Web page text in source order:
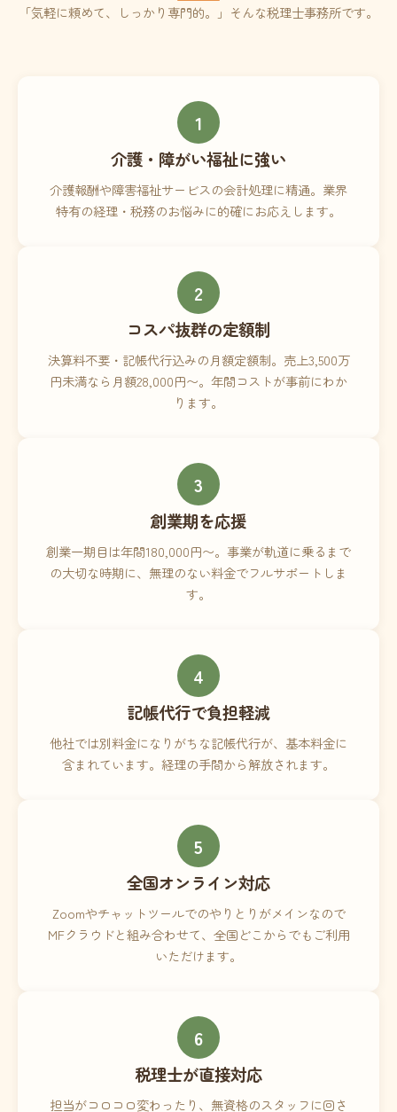
「気軽に頼めて、しっかり専門的。」そんな税理士事務所です。
1
介護・障がい福祉に強い
介護報酬や障害福祉サービスの会計処理に精通。業界
特有の経理・税務のお悩みに的確にお応えします。
2
コスパ抜群の定額制
決算料不要・記帳代行込みの月額定額制。売上3,500万
円未満なら月額28,000円〜。年間コストが事前にわか
ります。
3
創業期を応援
創業一期目は年間180,000円〜。事業が軌道に乗るまで
の大切な時期に、無理のない料金でフルサポートしま
す。
4
記帳代行で負担軽減
他社では別料金になりがちな記帳代行が、基本料金に
含まれています。経理の手間から解放されます。
5
全国オンライン対応
Zoomやチャットツールでのやりとりがメインなので
MFクラウドと組み合わせて、全国どこからでもご利用
いただけます。
6
税理士が直接対応
担当がコロコロ変わったり、無資格のスタッフに回さ